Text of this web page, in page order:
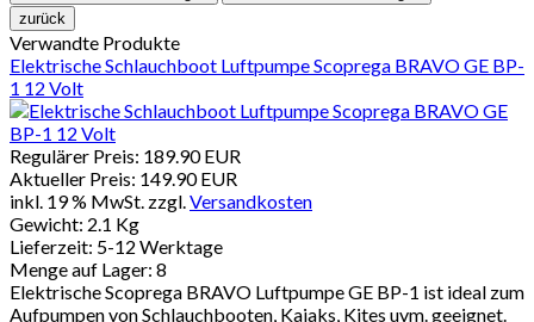
Verwandte Produkte
Elektrische Schlauchboot Luftpumpe Scoprega BRAVO GE BP-
1 12 Volt
Regulärer Preis: 189.90 EUR
Aktueller Preis: 149.90 EUR
inkl. 19 % MwSt. zzgl.Versandkosten
Gewicht: 2.1 Kg
Lieferzeit: 5-12 Werktage
Menge auf Lager: 8
Elektrische Scoprega BRAVO Luftpumpe GE BP-1 ist ideal zum
Aufpumpen von Schlauchbooten, Kajaks, Kites uvm. geeignet.